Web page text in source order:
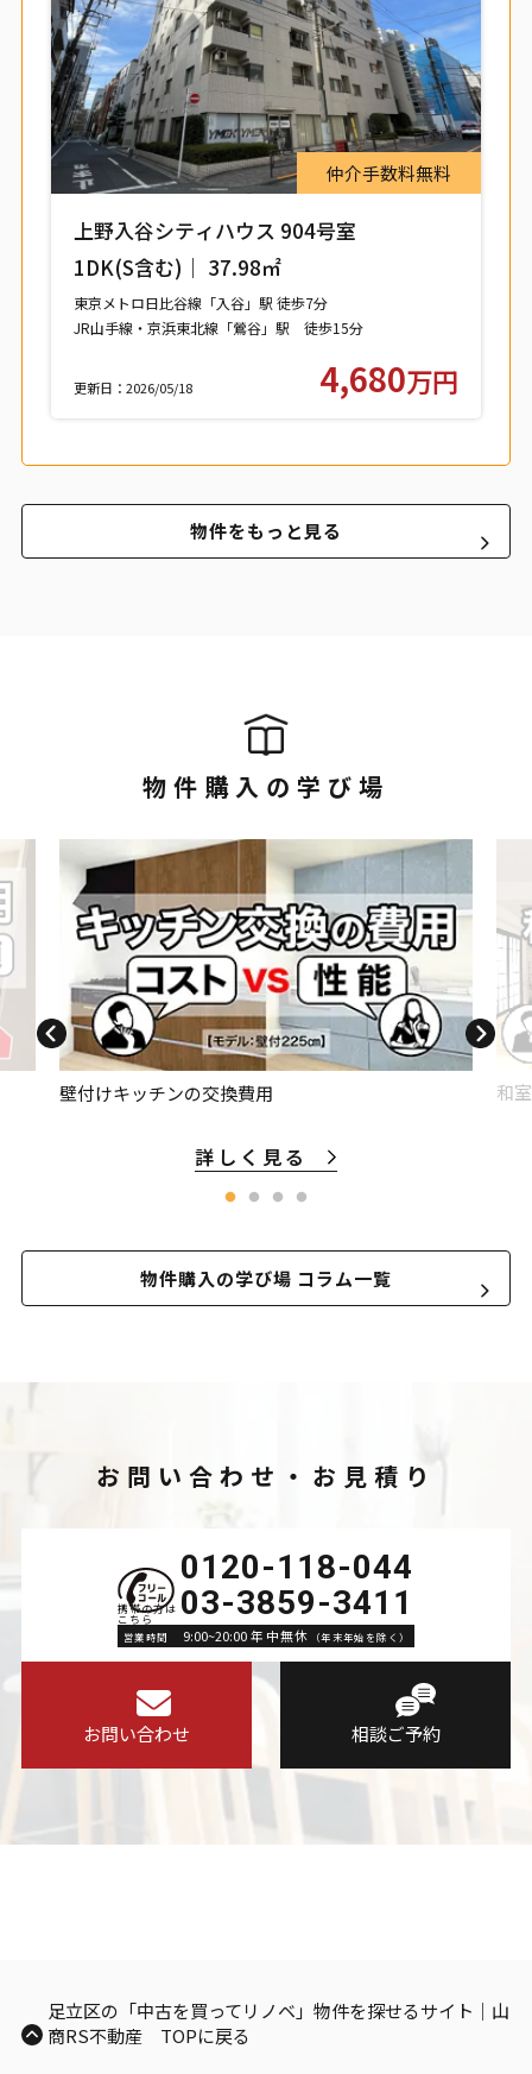
仲介手数料無料
上野入谷シティハウス 904号室
1DK(S含む)｜ 37.98㎡
東京メトロ日比谷線「入谷」駅 徒歩7分
JR山手線・京浜東北線「鶯谷」駅 徒歩15分
更新日：2026/05/18 4,680万円
物件をもっと見る
物件購入の学び場
壁付けキッチンの交換費用
詳しく見る
和
物件購入の学び場 コラム一覧
お問い合わせ・お見積り
0120-118-044
03-3859-3411
営業時間 9:00~20:00 年中無休 （年末年始を除く）
お問い合わせ 相談ご予約
足立区の「中古を買ってリノベ」物件を探せるサイト｜山
商RS不動産 TOPに戻る